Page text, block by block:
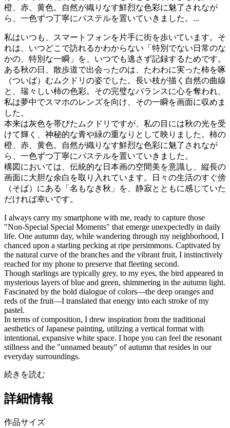
橙、赤、黄色。自然が織りなす鮮烈な色彩に魅了されなが
ら、一色ずつ丁寧にパステルを置いていきました。...
私はいつも、スマートフォンを片手に街を歩いています。そ
れは、いつどこで訪れるかわからない「特別でない日常のな
かの、特別な一瞬」を、いつでも逃さず記録するためです。
ある秋の日、散歩道で出会ったのは、たわわに実った柿を啄
（ついば）むムクドリの姿でした。長い枝が描く自然の曲線
と、瑞々しい柿の色彩。その完璧なバランスに心を奪われ、
私は夢中でスマホのレンズを向け、その一瞬を画面に収めま
した。
本来は灰色を帯びたムクドリですが、私の目には秋の光を受
けて輝く、神秘的な青や緑の重なりとして映りました。柿の
橙、赤、黄色。自然が織りなす鮮烈な色彩に魅了されなが
ら、一色ずつ丁寧にパステルを置いていきました。
構図においては、伝統的な日本画の空間美を意識し、縦長の
画面に大胆な余白を取り入れています。日々の生活のすぐ傍
（そば）にある「名もなき秋」を、静寂とともに感じていた
だければ幸いです。
I always carry my smartphone with me, ready to capture those
"Non-Special Special Moments" that emerge unexpectedly in daily
life. One autumn day, while wandering through my neighborhood, I
chanced upon a starling pecking at ripe persimmons. Captivated by
the natural curve of the branches and the vibrant fruit, I instinctively
reached for my phone to preserve that fleeting second.
Though starlings are typically grey, to my eyes, the bird appeared in
mysterious layers of blue and green, shimmering in the autumn light.
Fascinated by the bold dialogue of colors—the deep oranges and
reds of the fruit—I translated that energy into each stroke of my
pastel.
In terms of composition, I drew inspiration from the traditional
aesthetics of Japanese painting, utilizing a vertical format with
intentional, expansive white space. I hope you can feel the resonant
stillness and the "unnamed beauty" of autumn that resides in our
everyday surroundings.
続きを読む
詳細情報
作品サイズ